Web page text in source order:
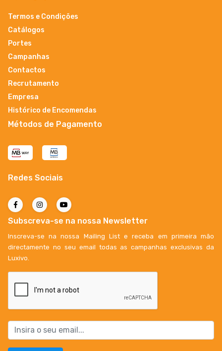
Termos e Condições
Catálogos
Portes
Campanhas
Contactos
Recrutamento
Empresa
Histórico de Encomendas
Métodos de Pagamento
Redes Sociais
Subscreva-se na nossa Newsletter
Inscreva-se na nossa Mailing List e receba em primeira mão
directamente no seu email todas as campanhas exclusivas da
Luxivo.